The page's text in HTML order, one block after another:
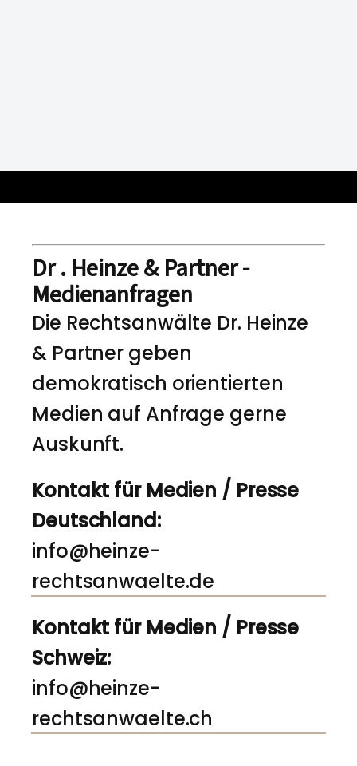
Dr . Heinze & Partner -
Medienanfragen
Die Rechtsanwälte Dr. Heinze
& Partner geben
demokratisch orientierten
Medien auf Anfrage gerne
Auskunft.
Kontakt für Medien / Presse
Deutschland:
info@heinze-
rechtsanwaelte.de
Kontakt für Medien / Presse
Schweiz:
info@heinze-
rechtsanwaelte.ch